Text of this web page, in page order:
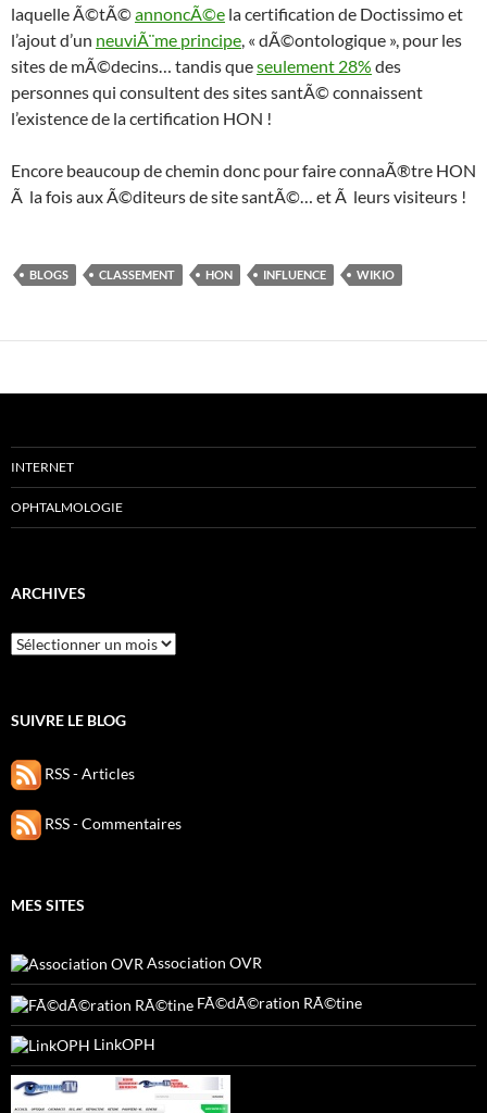
laquelle Ã©tÃ©annoncÃ©e la certification de Doctissimo et
l’ajout d’un neuviÃ¨me principe, « dÃ©ontologique », pour les
sites de mÃ©decins… tandis queseulement 28% des
personnes qui consultent des sites santÃ© connaissent
l’existence de la certification HON !
Encore beaucoup de chemin donc pour faire connaÃ®tre HON
Ã la fois aux Ã©diteurs de site santÃ©… et Ã leurs visiteurs !
BLOGS CLASSEMENT HON INFLUENCE WIKIO
INTERNET
OPHTALMOLOGIE
ARCHIVES
Archives
SUIVRE LE BLOG
RSS - Articles
RSS - Commentaires
MES SITES
Association OVR
FÃ©dÃ©ration RÃ©tine
LinkOPH